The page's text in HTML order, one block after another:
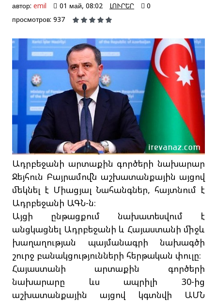
автор: emil 01 май, 08:02 ԼՈՒՐԵՐ
0
просмотров: 937
Ադրբեջանի արտաքին գործերի նախարար
Ջեյհուն Բայրամովն աշխատանքային այցով
մեկնել է Միացյալ Նահանգներ, հայտնում է
Ադրբեջանի ԱԳՆ-ն։
Այցի ընթացքում նախատեսվում է
անցկացնել Ադրբեջանի և Հայաստանի միջև
խաղաղության պայմանագրի նախագծի
շուրջ բանակցությունների հերթական փուլը։
Հայաստանի արտաքին գործերի
նախարարը ևս ապրիլի 30-ից
աշխատանքային այցով կգտնվի ԱՄՆ